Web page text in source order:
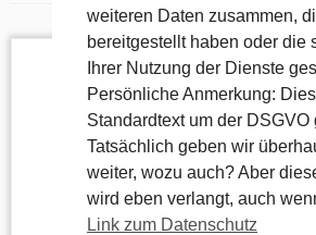
weiteren Daten zusammen,
bereitgestellt haben oder die
Ihrer Nutzung der Dienste
Persönliche Anmerkung:
Standardtext um der DSGVO
Tatsächlich geben wir
weiter, wozu auch? Aber
wird eben verlangt, auch
Link zum Datenschutz